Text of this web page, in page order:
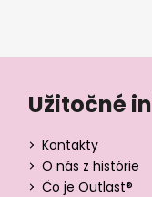
Užitočné
Kontakty
O nás z histórie
Čo je Outlast®